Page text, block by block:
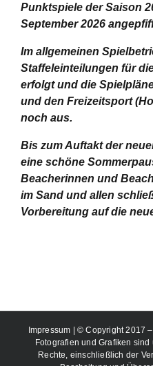
Punktspiele der Saison
September 2026
Im allgemeinen
Staffeleinteilungen für
erfolgt und die
und den Freizeitsport
noch aus.
Bis zum Auftakt der
eine schöne
Beacherinnen und
im Sand und allen
Vorbereitung auf die
Impressum
| © Copyright 2017
Fotografien und Grafiken
Rechte, einschließlich der